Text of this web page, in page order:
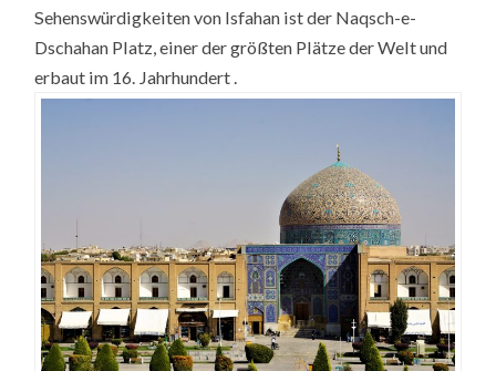
Sehenswürdigkeiten von Isfahan ist der Naqsch-e-
Dschahan Platz, einer der größten Plätze der Welt und
erbaut im 16. Jahrhundert .